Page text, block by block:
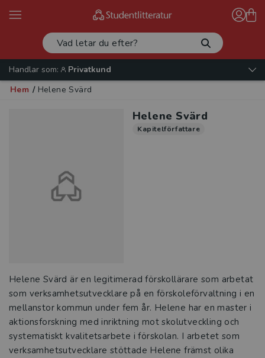
Handlar som:
Privatkund
Hem / Helene Svärd
Helene Svärd
Kapitelförfattare
Helene Svärd är en legitimerad förskollärare som arbetat
som verksamhetsutvecklare på en förskoleförvaltning i en
mellanstor kommun under fem år. Helene har en master i
aktionsforskning med inriktning mot skolutveckling och
systematiskt kvalitetsarbete i förskolan. I arbetet som
verksamhetsutvecklare stöttade Helene främst olika